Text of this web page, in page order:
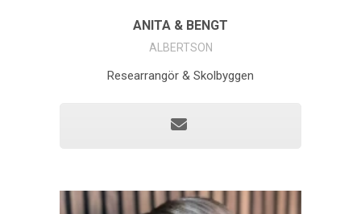
ANITA & BENGT
ALBERTSON
Researrangör & Skolbyggen